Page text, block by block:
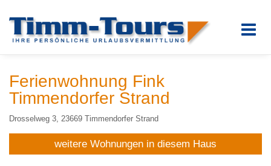
Ferienwohnung Fink
Timmendorfer Strand
Drosselweg 3, 23669 Timmendorfer Strand
weitere Wohnungen in diesem Haus